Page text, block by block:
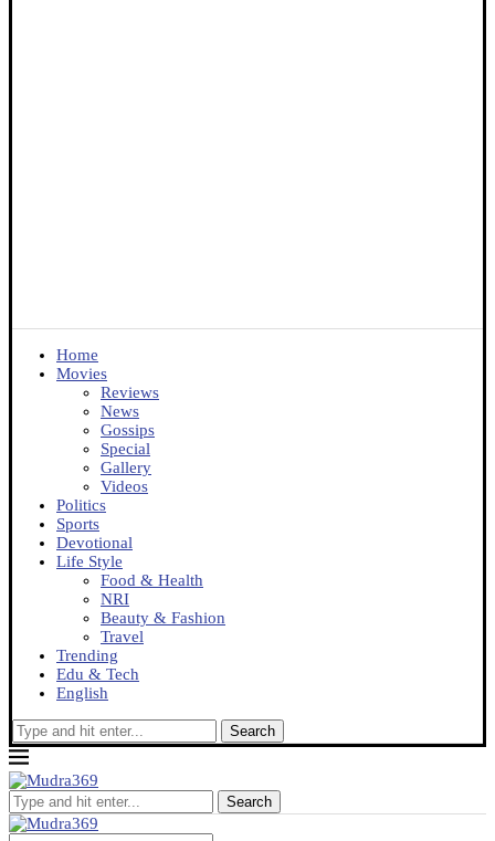
Home
Movies
Reviews
News
Gossips
Special
Gallery
Videos
Politics
Sports
Devotional
Life Style
Food & Health
NRI
Beauty & Fashion
Travel
Trending
Edu & Tech
English
Search
Search